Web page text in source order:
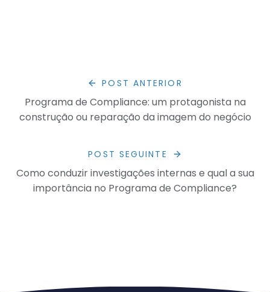
POST ANTERIOR
Programa de Compliance: um protagonista na
construção ou reparação da imagem do negócio
POST SEGUINTE
Como conduzir investigações internas e qual a sua
importância no Programa de Compliance?